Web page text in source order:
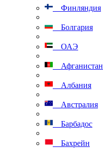
Финляндия
Болгария
ОАЭ
Афганистан
Албания
Австралия
Барбадос
Бахрейн